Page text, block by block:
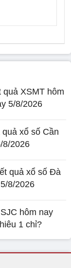
quả XSMT hôm
5/8/2026
xổ số Cần
8/2026
quả xổ số Đà
8/2026
hôm nay
1 chỉ?